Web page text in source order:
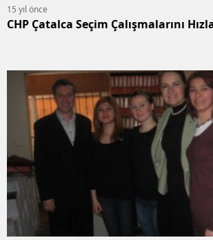
15 yıl önce
CHP Çatalca Seçim Çalışmalarını